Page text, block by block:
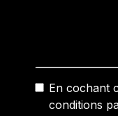
En cochant
conditions